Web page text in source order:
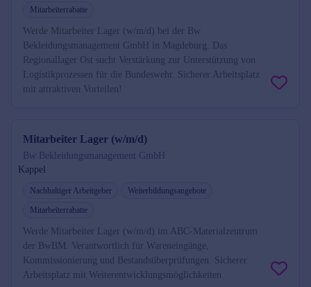
Mitarbeiterrabatte
Werde Mitarbeiter Lager (w/m/d) bei der Bw
Bekleidungsmanagement GmbH in Magdeburg. Das
Regionallager Ost sucht Verstärkung zur Unterstützung von
Logistikprozessen für die Bundeswehr. Sicherer Arbeitsplatz
mit attraktiven Vorteilen!
Mitarbeiter Lager (w/m/d)
Bw Bekleidungsmanagement GmbH
Kappel
Nachhaltiger Arbeitgeber
Weiterbildungsangebote
Mitarbeiterrabatte
Werde Mitarbeiter Lager (w/m/d) im ABC-Materialzentrum
der BwBM. Verantwortlich für Wareneingänge,
Kommissionierung und Bestandsüberprüfungen. Sicherer
Arbeitsplatz mit Weiterentwicklungsmöglichkeiten.